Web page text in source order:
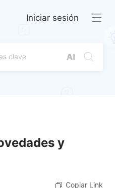
Iniciar sesión
y
Copiar Link